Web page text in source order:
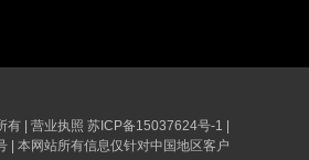
有 | 营业执照 苏ICP备15037624号-1 |
本网站所有信息仅针对中国地区客户